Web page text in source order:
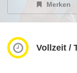
Merken
Vollzeit /